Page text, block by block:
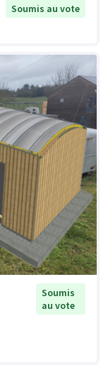
Soumis au vote
Soumis
au vote